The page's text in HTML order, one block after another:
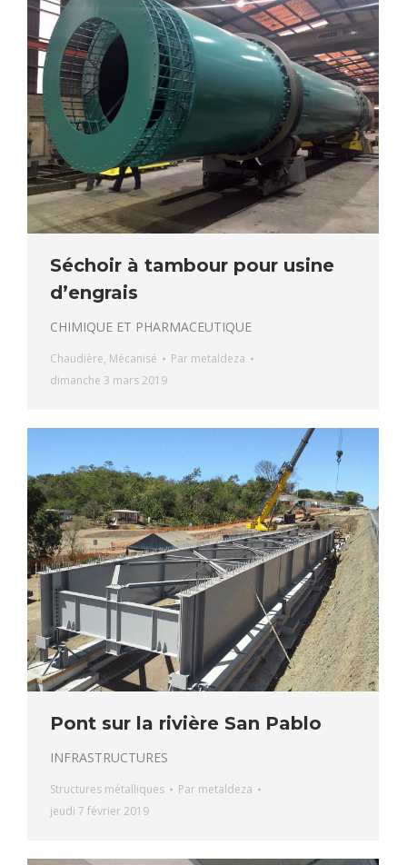
Séchoir à tambour pour usine
d’engrais
CHIMIQUE ET PHARMACEUTIQUE
Chaudière, Mécanisé Par metaldeza
dimanche 3 mars 2019
Pont sur la rivière San Pablo
INFRASTRUCTURES
Structures métalliques Par metaldeza
jeudi 7 février 2019